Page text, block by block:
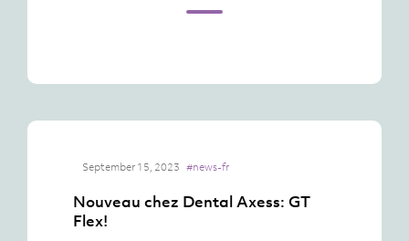
September 15, 2023 #news-fr
Nouveau chez Dental Axess: GT
Flex!